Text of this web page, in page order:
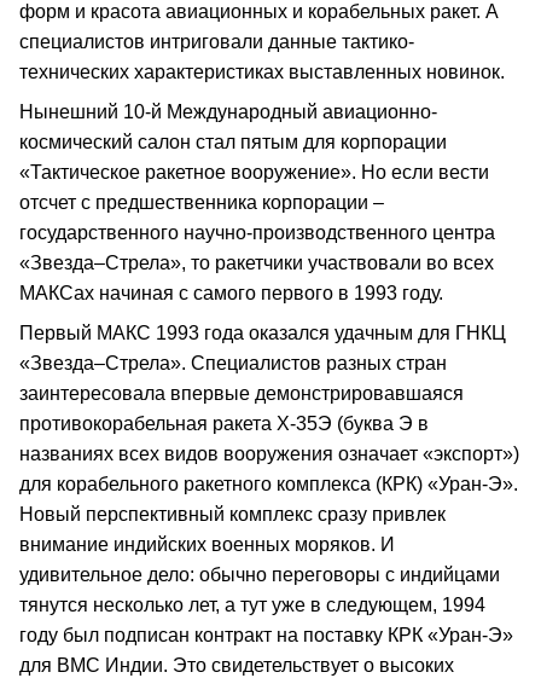
форм и красота авиационных и корабельных ракет. А
специалистов интриговали данные тактико-
технических характеристиках выставленных новинок.
Нынешний 10-й Международный авиационно-
космический салон стал пятым для корпорации
«Тактическое ракетное вооружение». Но если вести
отсчет с предшественника корпорации –
государственного научно-производственного центра
«Звезда–Стрела», то ракетчики участвовали во всех
МАКСах начиная с самого первого в 1993 году.
Первый МАКС 1993 года оказался удачным для ГНКЦ
«Звезда–Стрела». Специалистов разных стран
заинтересовала впервые демонстрировавшаяся
противокорабельная ракета Х-35Э (буква Э в
названиях всех видов вооружения означает «экспорт»)
для корабельного ракетного комплекса (КРК) «Уран-Э».
Новый перспективный комплекс сразу привлек
внимание индийских военных моряков. И
удивительное дело: обычно переговоры с индийцами
тянутся несколько лет, а тут уже в следующем, 1994
году был подписан контракт на поставку КРК «Уран-Э»
для ВМС Индии. Это свидетельствует о высоких